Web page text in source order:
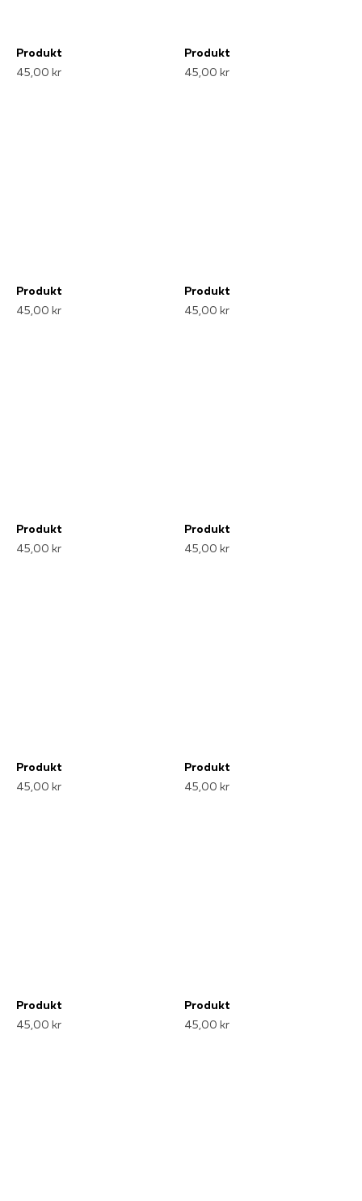
Produkt
45,00 kr
Produkt
45,00 kr
Produkt
45,00 kr
Produkt
45,00 kr
Produkt
45,00 kr
Produkt
45,00 kr
Produkt
45,00 kr
Produkt
45,00 kr
Produkt
45,00 kr
Produkt
45,00 kr